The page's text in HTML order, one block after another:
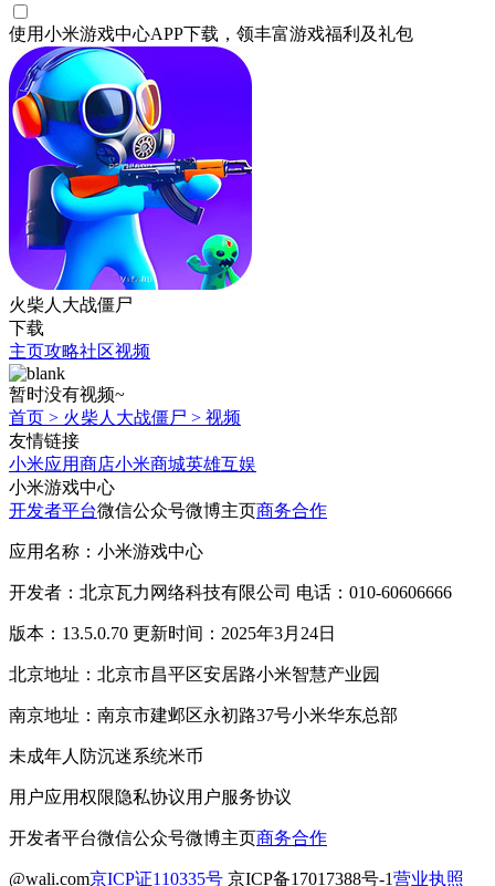
使用小米游戏中心APP下载 ，领丰富游戏福利 及礼包
火柴人大战僵尸
下载
主页攻略社区视频
暂时没有视频~
首页 > 火柴人大战僵尸 > 视频
友情链接
小米应用商店小米商城英雄互娱
小米游戏中心
开发者平台微信公众号微博主页商务合作
应用名称：小米游戏中心
开发者：北京瓦力网络科技有限公司 电话：010-60606666
版本：13.5.0.70 更新时间：2025年3月24日
北京地址：北京市昌平区安居路小米智慧产业园
南京地址：南京市建邺区永初路37号小米华东总部
未成年人防沉迷系统米币
用户应用权限隐私协议用户服务协议
开发者平台微信公众号微博主页商务合作
@wali.com京ICP证110335号 京ICP备17017388号-1营业执照